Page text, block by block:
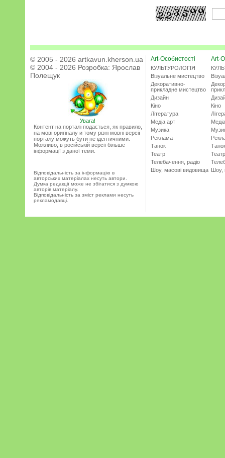
© 2005 - 2026 artkavun.kherson.ua
© 2004 - 2026 Розробка: Ярослав
Полещук
Увага!
Контент на порталі подається, як правило,
на мові оригіналу и тому різні мовні версії
порталу можуть бути не ідентичними.
Можливо, в російській версії більше
інформації з даної теми.
Відповідальність за інформацію в
авторських матеріалах несуть автори.
Думка редакції може не збігатися з думкою
авторів матеріалу.
Відповідальність за зміст реклами несуть
рекламодавці.
Art-Особистості
КУЛЬТУРОЛОГІЯ
Візуальне мистецтво
Декоративно-
прикладне мистецтво
Дизайн
Кіно
Література
Медіа арт
Музика
Реклама
Танок
Театр
Телебачення, радіо
Шоу, масові видовища
Art-
Кіно
Театр
Шоу,